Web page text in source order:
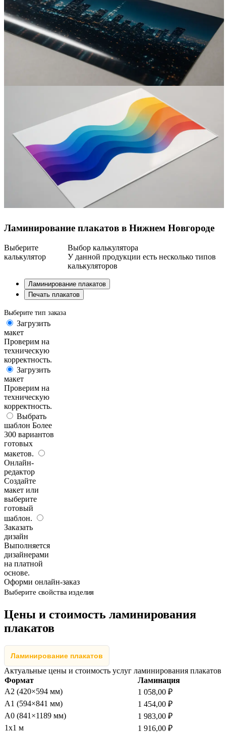
Ламинирование плакатов в Нижнем Новгороде
Выберите
калькулятор
Выбор калькулятора
У данной продукции есть несколько типов
калькуляторов
Ламинирование плакатов
Печать плакатов
Выберите тип заказа
Загрузить
макет
Проверим на
техническую
корректность.
Загрузить
макет
Проверим на
техническую
корректность.
Выбрать
шаблон Более
300 вариантов
готовых
макетов.
Онлайн-
редактор
Создайте
макет или
выберите
готовый
шаблон.
Заказать
дизайн
Выполняется
дизайнерами
на платной
основе.
Оформи онлайн-заказ
Выберите свойства изделия
Цены и стоимость ламинирования
плакатов
Ламинирование плакатов
Актуальные цены и стоимость услуг ламинирования плакатов
Формат
Ламинация
А2 (420×594 мм)
1 058,00 ₽
А1 (594×841 мм)
1 454,00 ₽
А0 (841×1189 мм)
1 983,00 ₽
1х1 м
1 916,00 ₽